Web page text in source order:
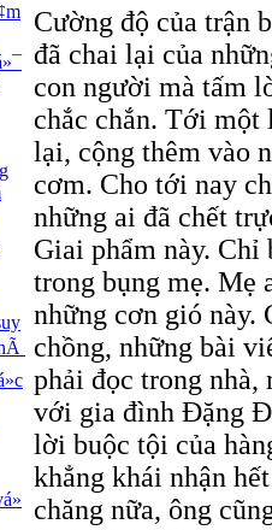
Cường độ của trận
đã chai lại của
con người mà tấm
chắc chắn. Tới một
lại, cộng thêm vào
cơm. Cho tới nay
những ai đã chết
Giai phẩm này. Chỉ
trong bụng mẹ. Mẹ
những cơn gió này.
chồng, những bài
phải đọc trong nhà,
với gia đình Đặng
lời buộc tội của
khẳng khái nhận
chăng nữa, ông